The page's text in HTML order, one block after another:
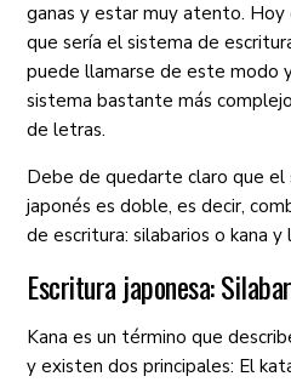
ganas y estar muy atento.
que sería el sistema de
puede llamarse de este modo
sistema bastante más
de letras.
Debe de quedarte claro que el
japonés es doble, es decir,
de escritura: silabarios o kana y
Escritura japonesa:
Kana es un término que
y existen dos principales: El